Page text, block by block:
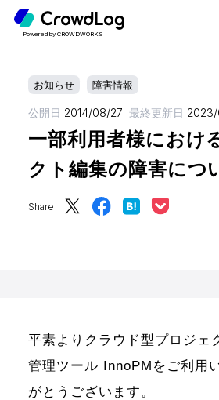
Powered by CROWDWORKS
お知らせ 障害情報
公開日 2014/08/27 最終更新日
一部利用者様におけ
クト編集の障害につ
Share
平素よりクラウド型プロジェ
管理ツール InnoPMをご利用
がとうございます。